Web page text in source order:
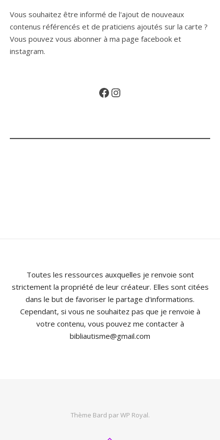
Vous souhaitez être informé de l'ajout de nouveaux
contenus référencés et de praticiens ajoutés sur la carte ?
Vous pouvez vous abonner à ma page facebook et
instagram.
Facebook
Instagram
Toutes les ressources auxquelles je renvoie sont
strictement la propriété de leur créateur. Elles sont citées
dans le but de favoriser le partage d'informations.
Cependant, si vous ne souhaitez pas que je renvoie à
votre contenu, vous pouvez me contacter à
bibliautisme@gmail.com
Thème Bard parWP Royal.